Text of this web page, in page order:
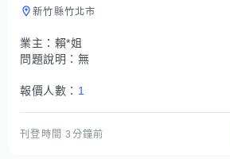
新竹縣竹北市
業主： 賴*姐
問題說明： 無
報價人數： 1
刊登時間3分鐘前